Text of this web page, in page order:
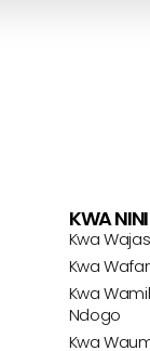
KWA NINI
Kwa
Kwa
Kwa
Ndogo
Kwa